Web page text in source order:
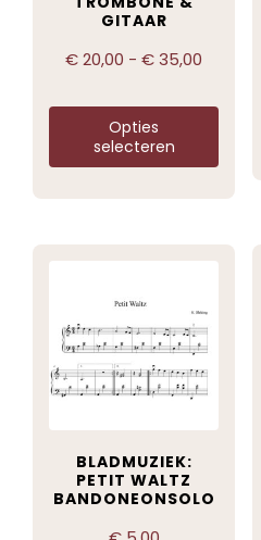
GITAAR
€20,00 - €35,00
Opties
selecteren
BLADMUZIEK:
PETIT WALTZ
BANDONEONSOLO